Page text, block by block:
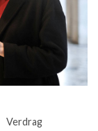
Verdrag